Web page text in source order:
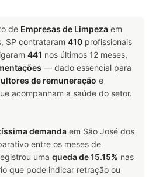
de Empresas de Limpeza em
SP contrataram 410 profissionais
441 nos últimos 12 meses,
— dado essencial para
de remuneração e
acompanham a saúde do setor.
demanda em São José dos
entre os meses de
uma queda de 15.15% nas
que pode indicar retração ou